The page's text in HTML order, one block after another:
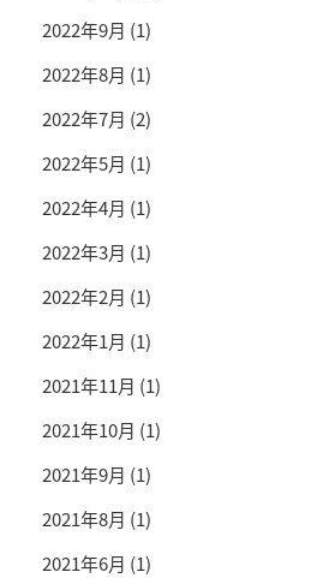
2022年9月 (1)
2022年8月 (1)
2022年7月 (2)
2022年5月 (1)
2022年4月 (1)
2022年3月 (1)
2022年2月 (1)
2022年1月 (1)
2021年11月 (1)
2021年10月 (1)
2021年9月 (1)
2021年8月 (1)
2021年6月 (1)